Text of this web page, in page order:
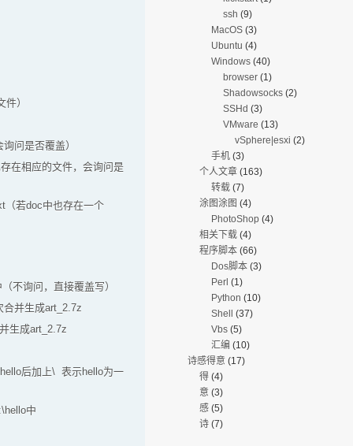
）
问是否覆盖）
在相应的文件，会询问是
若doc中也存在一个
不询问，直接覆盖写）
并生成art_2.7z
生成art_2.7z
后加上\ 表示hello为一
中
ssh (9)
MacOS(3)
Ubuntu (4)
Windows(40)
browser(1)
Shadowsocks(2)
SSHd (3)
VMware (13)
vSphere|esxi (2)
手机(3)
个人文章(163)
转载(7)
涂图涂图 (4)
PhotoShop(4)
相关下载(4)
程序脚本(66)
Dos脚本(3)
Perl (1)
Python (10)
Shell (37)
Vbs(5)
汇编 (10)
诗感得意(17)
得(4)
意(3)
感(5)
诗(7)